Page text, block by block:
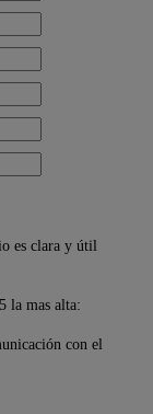
es clara y útil
la mas alta:
con el